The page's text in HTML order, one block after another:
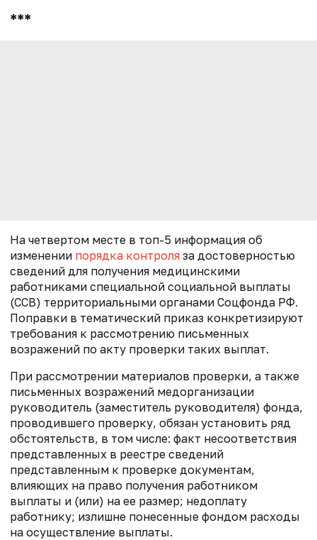
***
На четвертом месте в топ-5 информация об
изменении порядка контроля за достоверностью
сведений для получения медицинскими
работниками специальной социальной выплаты
(ССВ) территориальными органами Соцфонда РФ.
Поправки в тематический приказ конкретизируют
требования к рассмотрению письменных
возражений по акту проверки таких выплат.
При рассмотрении материалов проверки, а также
письменных возражений медорганизации
руководитель (заместитель руководителя) фонда,
проводившего проверку, обязан установить ряд
обстоятельств, в том числе: факт несоответствия
представленных в реестре сведений
представленным к проверке документам,
влияющих на право получения работником
выплаты и (или) на ее размер; недоплату
работнику; излишне понесенные фондом расходы
на осуществление выплаты.